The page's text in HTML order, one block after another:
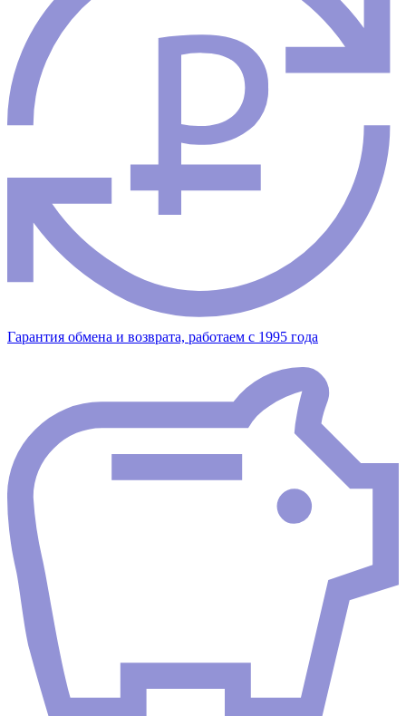
Гарантия обмена и возврата, работаем с 1995 года